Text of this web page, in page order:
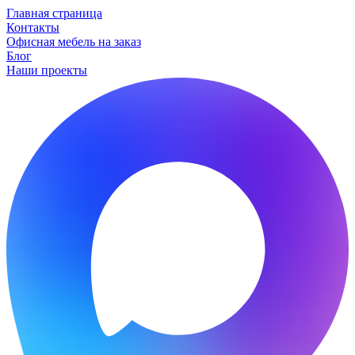
Главная страница
Контакты
Офисная мебель на заказ
Блог
Наши проекты